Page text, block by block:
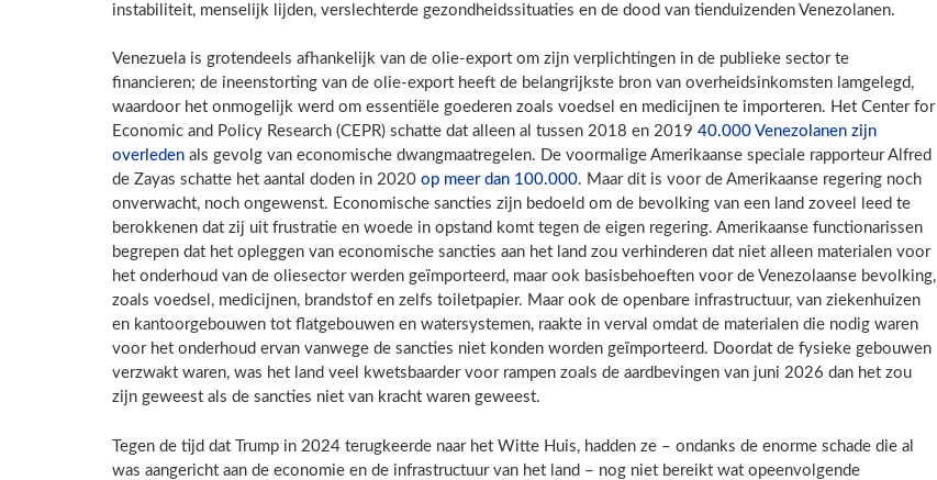
instabiliteit, menselijk lijden, verslechterde gezondheidssituaties en de dood van tienduizenden Venezolanen.
Venezuela is grotendeels afhankelijk van de olie-export om zijn verplichtingen in de publieke sector te
financieren; de ineenstorting van de olie-export heeft de belangrijkste bron van overheidsinkomsten lamgelegd,
waardoor het onmogelijk werd om essentiële goederen zoals voedsel en medicijnen te importeren. Het Center for
Economic and Policy Research (CEPR) schatte dat alleen al tussen 2018 en 2019 40.000 Venezolanen zijn
overleden als gevolg van economische dwangmaatregelen. De voormalige Amerikaanse speciale rapporteur Alfred
de Zayas schatte het aantal doden in 2020 op meer dan 100.000. Maar dit is voor de Amerikaanse regering noch
onverwacht, noch ongewenst. Economische sancties zijn bedoeld om de bevolking van een land zoveel leed te
berokkenen dat zij uit frustratie en woede in opstand komt tegen de eigen regering. Amerikaanse functionarissen
begrepen dat het opleggen van economische sancties aan het land zou verhinderen dat niet alleen materialen voor
het onderhoud van de oliesector werden geïmporteerd, maar ook basisbehoeften voor de Venezolaanse bevolking,
zoals voedsel, medicijnen, brandstof en zelfs toiletpapier. Maar ook de openbare infrastructuur, van ziekenhuizen
en kantoorgebouwen tot flatgebouwen en watersystemen, raakte in verval omdat de materialen die nodig waren
voor het onderhoud ervan vanwege de sancties niet konden worden geïmporteerd. Doordat de fysieke gebouwen
verzwakt waren, was het land veel kwetsbaarder voor rampen zoals de aardbevingen van juni 2026 dan het zou
zijn geweest als de sancties niet van kracht waren geweest.
Tegen de tijd dat Trump in 2024 terugkeerde naar het Witte Huis, hadden ze – ondanks de enorme schade die al
was aangericht aan de economie en de infrastructuur van het land – nog niet bereikt wat opeenvolgende